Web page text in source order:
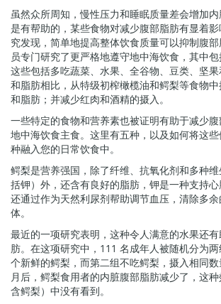
虽然众所周知，慢性压力和睡眠质量差会增加
是有帮助的，某些食物对减少腹部脂肪有显着
究发现，简单地提高整体饮食质量可以抑制腹
员专门研究了更严格地遵守地中海饮食，其中包
这些包括多吃蔬菜、水果、全谷物、豆类、坚
和脂肪相比，从特级初榨橄榄油和鳄梨等食物
和脂肪；并减少红肉和酒精的摄入。
一些特定的食物和营养素也被证明有助于减少
地中海饮食主食。这里有五种，以及如何将这
种融入您的日常饮食中。
鳄梨是营养强国，除了纤维、抗氧化剂和多种
括钾）外，还含有良好的脂肪，钾是一种支持心
还通过作为天然利尿剂帮助调节血压，清除多
体。
最近的一项研究表明，这种令人满意的水果还
肪。在这项研究中，111 名成年人被随机分为
个新鲜的鳄梨，而第二组不吃鳄梨，摄入相同
月后，鳄梨食用者的内脏腹部脂肪减少了，这
含鳄梨）中没有看到。